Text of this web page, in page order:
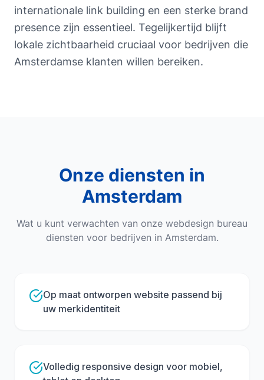
internationale link building en een sterke brand
presence zijn essentieel. Tegelijkertijd blijft
lokale zichtbaarheid cruciaal voor bedrijven die
Amsterdamse klanten willen bereiken.
Onze diensten in
Amsterdam
Wat u kunt verwachten van onze webdesign bureau
diensten voor bedrijven in Amsterdam.
Op maat ontworpen website passend bij
uw merkidentiteit
Volledig responsive design voor mobiel,